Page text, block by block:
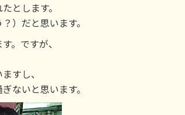
とします。
）だと思います。
。ですが、
すし、
ないと思います。